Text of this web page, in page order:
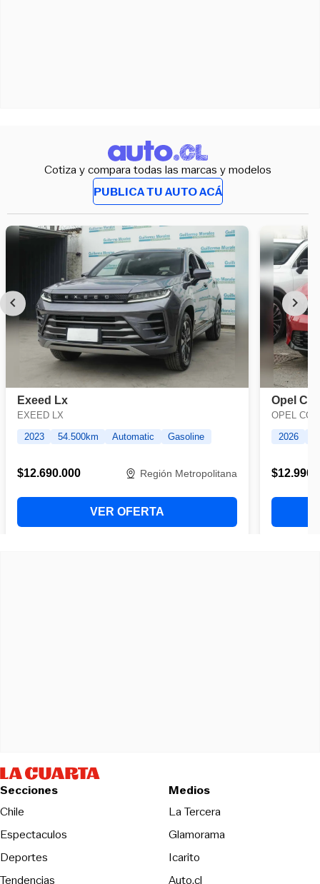
Cotiza y compara todas las marcas y modelos
PUBLICA TU AUTO ACÁ
Secciones
Chile
Espectaculos
Deportes
Tendencias
Medios
La TerceraOpens in new
Glamorama
Icarito
Auto.cl